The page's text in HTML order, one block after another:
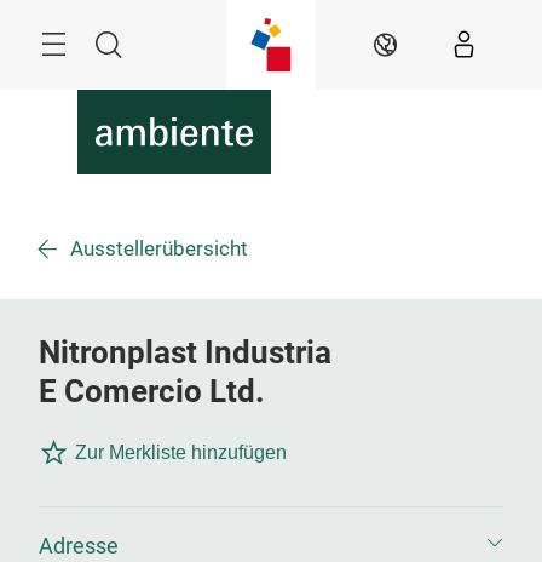
Suche DE
Ausstellerübersicht
Nitronplast Industria
E Comercio Ltd.
Zur Merkliste hinzufügen
Adresse